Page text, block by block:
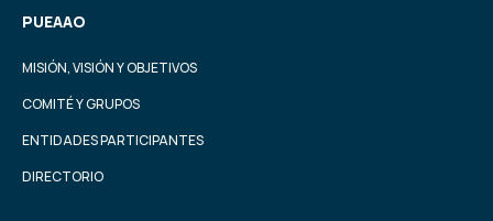
PUEAAO
MISIÓN, VISIÓN Y OBJETIVOS
COMITÉ Y GRUPOS
ENTIDADES PARTICIPANTES
DIRECTORIO